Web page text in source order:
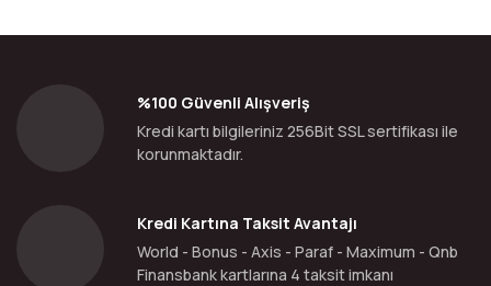
%100 Güvenli Alışveriş
Kredi kartı bilgileriniz 256Bit SSL sertifikası ile
korunmaktadır.
Kredi Kartına Taksit Avantajı
World - Bonus - Axis - Paraf - Maximum - Qnb
Finansbank kartlarına 4 taksit imkanı